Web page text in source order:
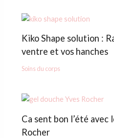
Kiko Shape solution :
ventre et vos hanches
Soins du corps
Ca sent bon l’été avec
Rocher